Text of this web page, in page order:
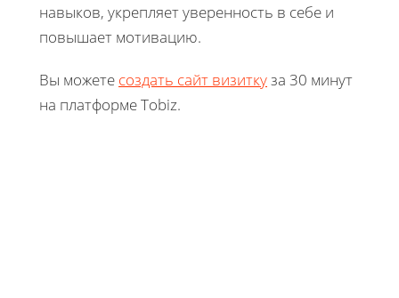
навыков, укрепляет уверенность в себе и
повышает мотивацию.
Вы можете создать сайт визиткуза 30 минут
на платформе Tobiz.